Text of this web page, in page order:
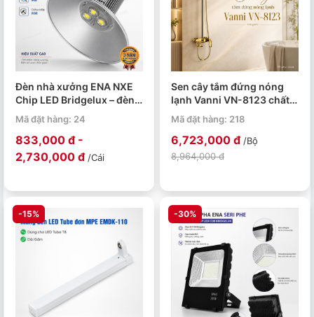
Đèn nhà xưởng ENA NXE
Chip LED Bridgelux – đèn
LED Highbay 50W đến
250W
Mã đặt hàng: 24
833,000 đ -
2,730,000 đ /Cái
Sen cây tắm đứng nóng
lạnh Vanni VN-8123 chất
liệu đồng thau mạ vàng
Mã đặt hàng: 218
6,723,000 đ /Bộ
8,964,000 đ
-15% -30%